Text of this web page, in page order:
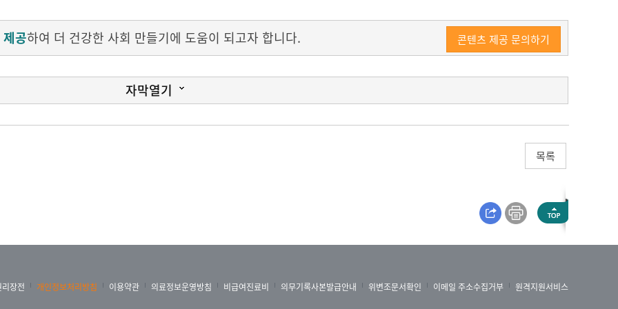
공하여 더 건강한 사회 만들기에 도움이 되고자 합니다. 콘텐츠 제공 문의하기
자막열기
목록
장전 개인정보처리방침 이용약관 의료정보운영방침 비급여진료비 의무기록사본발급안내 위변조문서확인 이메일 주소수집거부 원격지원서비스